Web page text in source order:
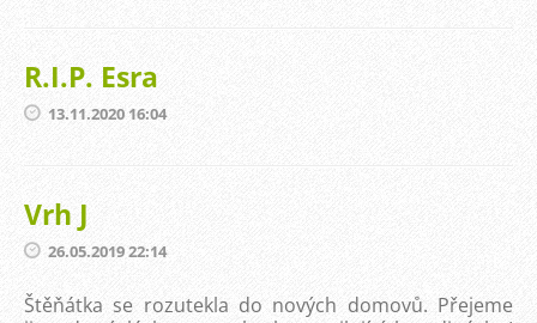
R.I.P. Esra
13.11.2020 16:04
Vrh J
26.05.2019 22:14
Štěňátka se rozutekla do nových domovů. Přejeme